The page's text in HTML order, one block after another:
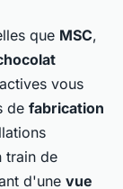
que MSC,
vous
de fabrication
train de
d'une vue